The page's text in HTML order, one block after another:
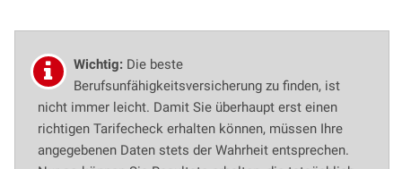
Wichtig:Die beste
Berufsunfähigkeitsversicherung zu finden, ist
nicht immer leicht. Damit Sie überhaupt erst einen
richtigen Tarifecheck erhalten können, müssen Ihre
angegebenen Daten stets der Wahrheit entsprechen.